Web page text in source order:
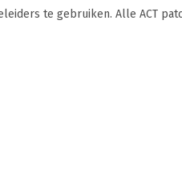
te gebruiken. Alle ACT